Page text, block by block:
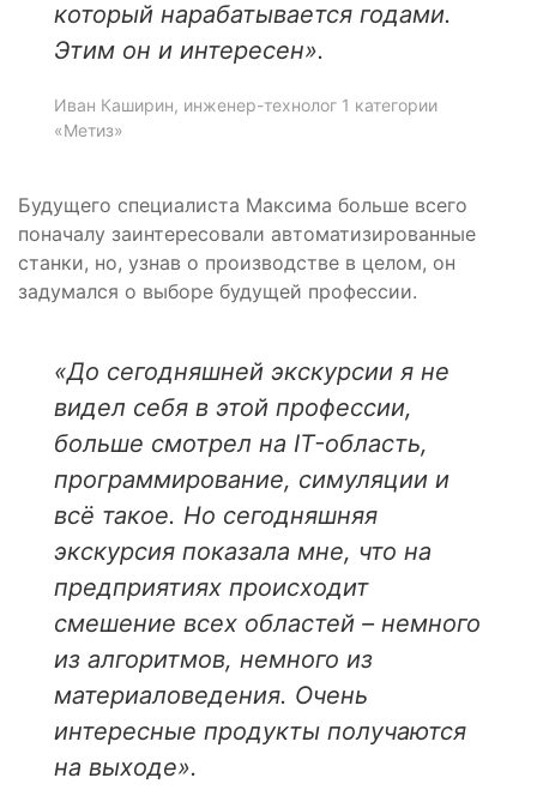
который нарабатывается годами.
Этим он и интересен».
Иван Каширин, инженер-технолог 1 категории
«Метиз»
Будущего специалиста Максима больше всего
поначалу заинтересовали автоматизированные
станки, но, узнав о производстве в целом, он
задумался о выборе будущей профессии.
«До сегодняшней экскурсии я не
видел себя в этой профессии,
больше смотрел на IT-область,
программирование, симуляции и
всё такое. Но сегодняшняя
экскурсия показала мне, что на
предприятиях происходит
смешение всех областей – немного
из алгоритмов, немного из
материаловедения. Очень
интересные продукты получаются
на выходе».